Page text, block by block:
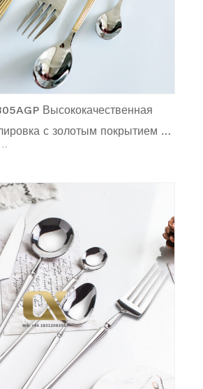
Высококачественная
с золотым покрытием из
стали 18/10 Серия столовых